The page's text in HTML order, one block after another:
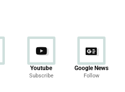
Youtube
Subscribe
Google News
Follow